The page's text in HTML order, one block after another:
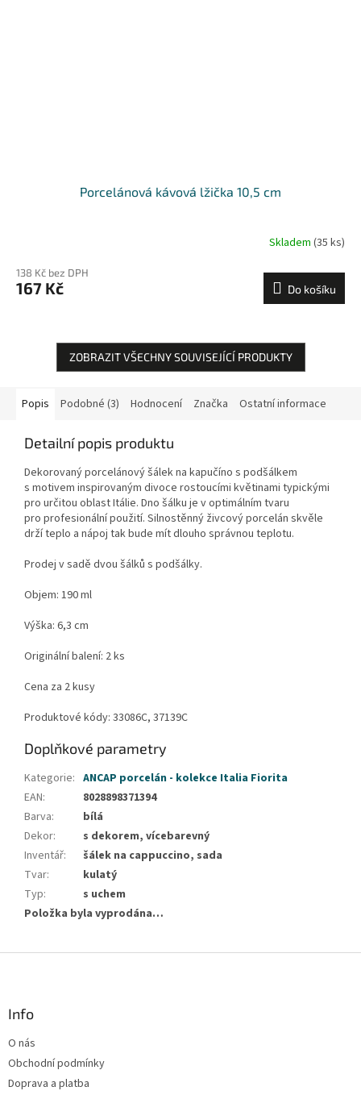
Porcelánová kávová lžička 10,5 cm
Skladem (35 ks)
138 Kč bez DPH
167 Kč Do košíku
ZOBRAZIT VŠECHNY SOUVISEJÍCÍ PRODUKTY
Popis Podobné (3) Hodnocení Značka Ostatní informace
Detailní popis produktu
Dekorovaný porcelánový šálek na kapučíno s podšálkem
s motivem inspirovaným divoce rostoucími květinami typickými
pro určitou oblast Itálie. Dno šálku je v optimálním tvaru
pro profesionální použití. Silnostěnný živcový porcelán skvěle
drží teplo a nápoj tak bude mít dlouho správnou teplotu.
Prodej v sadě dvou šálků s podšálky.
Objem: 190 ml
Výška: 6,3 cm
Originální balení: 2 ks
Cena za 2 kusy
Produktové kódy: 33086C, 37139C
Doplňkové parametry
Kategorie: ANCAP porcelán - kolekce Italia Fiorita
EAN:
8028898371394
Barva:
bílá
Dekor:
s dekorem, vícebarevný
Inventář:
šálek na cappuccino, sada
Tvar:
kulatý
Typ:
s uchem
Položka byla vyprodána…
Info
O nás
Obchodní podmínky
Doprava a platba